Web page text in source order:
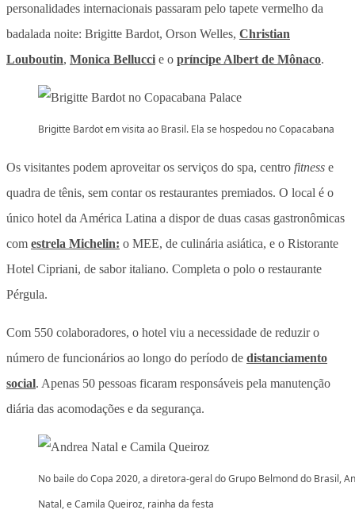
personalidades internacionais passaram pelo tapete vermelho da
badalada noite: Brigitte Bardot, Orson Welles, Christian
Louboutin, Monica Bellucci e o príncipe Albert de Mônaco.
Brigitte Bardot em visita ao Brasil. Ela se hospedou no Copacabana
Os visitantes podem aproveitar os serviços do spa, centro fitness e
quadra de tênis, sem contar os restaurantes premiados. O local é o
único hotel da América Latina a dispor de duas casas gastronômicas
com estrela Michelin: o MEE, de culinária asiática, e o Ristorante
Hotel Cipriani, de sabor italiano. Completa o polo o restaurante
Pérgula.
Com 550 colaboradores, o hotel viu a necessidade de reduzir o
número de funcionários ao longo do período de distanciamento
social. Apenas 50 pessoas ficaram responsáveis pela manutenção
diária das acomodações e da segurança.
No baile do Copa 2020, a diretora-geral do Grupo Belmond do Brasil,
Natal, e Camila Queiroz, rainha da festa